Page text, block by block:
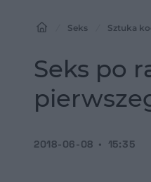
Seks Sztuka
Seks po
2018-06-08 15:35